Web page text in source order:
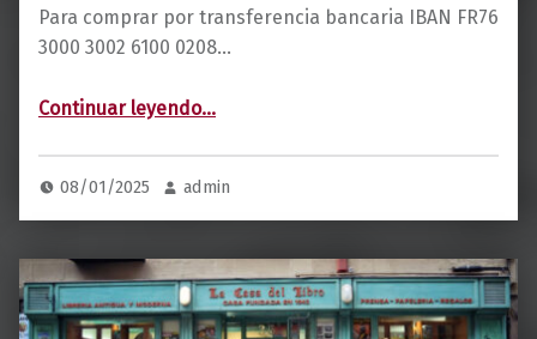
Para comprar por transferencia bancaria IBAN FR76
3000 3002 6100 0208…
Continuar leyendo“El libro Julen a la venta en la web”
…
08/01/2025 admin